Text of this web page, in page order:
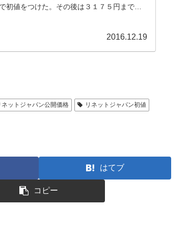
初値をつけた。その後は３１７５円まで買
2016.12.19
ネットジャパン公開価格 リネットジャパン初値
はてブ
コピー